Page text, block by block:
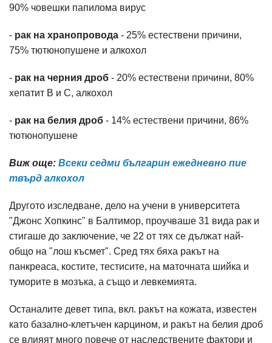
90% човешки папилома вирус
- рак на хранопровода - 25% естествени причини,
75% тютюнопушене и алкохол
- рак на черния дроб - 20% естествени причини, 80%
хепатит B и C, алкохол
- рак на белия дроб - 14% естествени причини, 86%
тютюнопушене
Виж още: Всеки седми българин ежедневно пие
твърд алкохол
Другото изследване, дело на учени в университета
"Джонс Хопкинс" в Балтимор, проучваше 31 вида рак и
стигаше до заключение, че 22 от тях се дължат най-
общо на "лош късмет". Сред тях бяха ракът на
панкреаса, костите, тестисите, на маточната шийка и
туморите в мозъка, а също и левкемията.
Останалите девет типа, вкл. ракът на кожата, известен
като базално-клетъчен карцином, и ракът на белия дроб
се влияят много повече от наследствените фактори и